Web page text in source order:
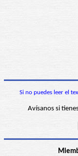
Si no puedes leer el
Avísanos si